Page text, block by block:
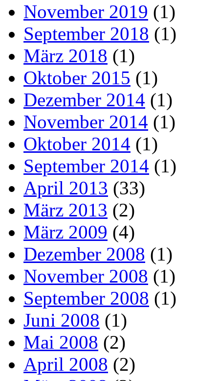
November 2019 (1)
September 2018 (1)
März 2018 (1)
Oktober 2015 (1)
Dezember 2014 (1)
November 2014 (1)
Oktober 2014 (1)
September 2014 (1)
April 2013 (33)
März 2013 (2)
März 2009 (4)
Dezember 2008 (1)
November 2008 (1)
September 2008 (1)
Juni 2008 (1)
Mai 2008 (2)
April 2008 (2)